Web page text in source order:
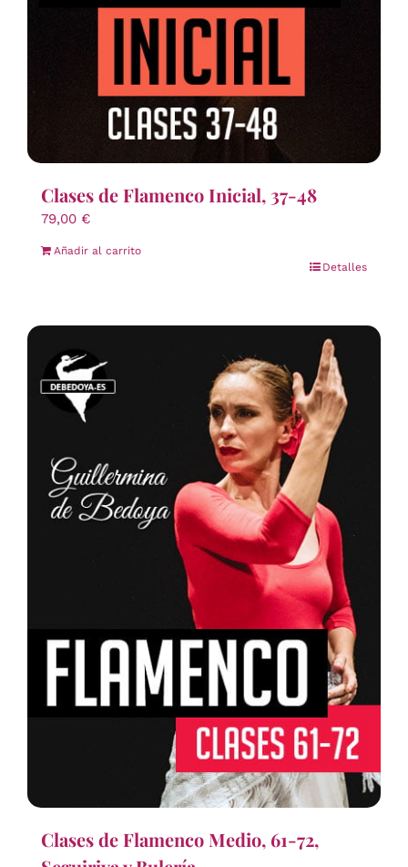
Clases de Flamenco Inicial, 37-48
79,00 €
Añadir al carrito
Detalles
Clases de Flamenco Medio, 61-72,